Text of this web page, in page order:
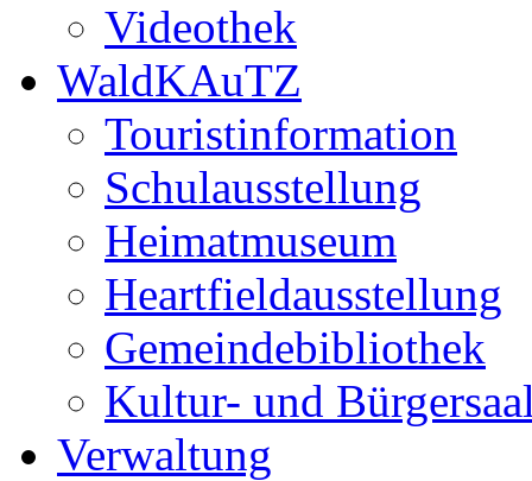
Videothek
WaldKAuTZ
Touristinformation
Schulausstellung
Heimatmuseum
Heartfieldausstellung
Gemeindebibliothek
Kultur- und
Verwaltung